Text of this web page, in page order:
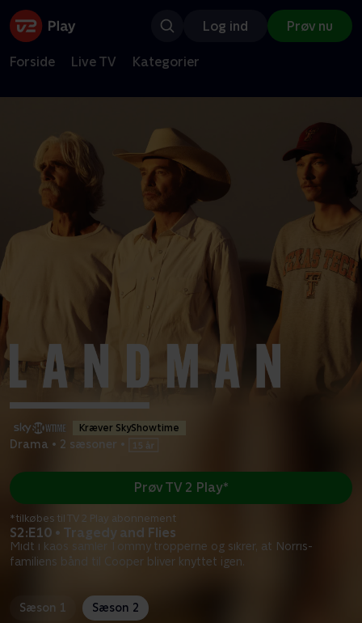
Log ind Prøv nu
Forside Live TV Kategorier
Kræver SkyShowtime
Drama • 2 sæsoner •
S2:E10 • Tragedy and Flies
Midt i kaos samler Tommy tropperne og sikrer, at Norris-
familiens bånd til Cooper bliver knyttet igen.
Prøv TV 2 Play*
*tilkøbes til TV 2 Play abonnement
Sæson 1 Sæson 2